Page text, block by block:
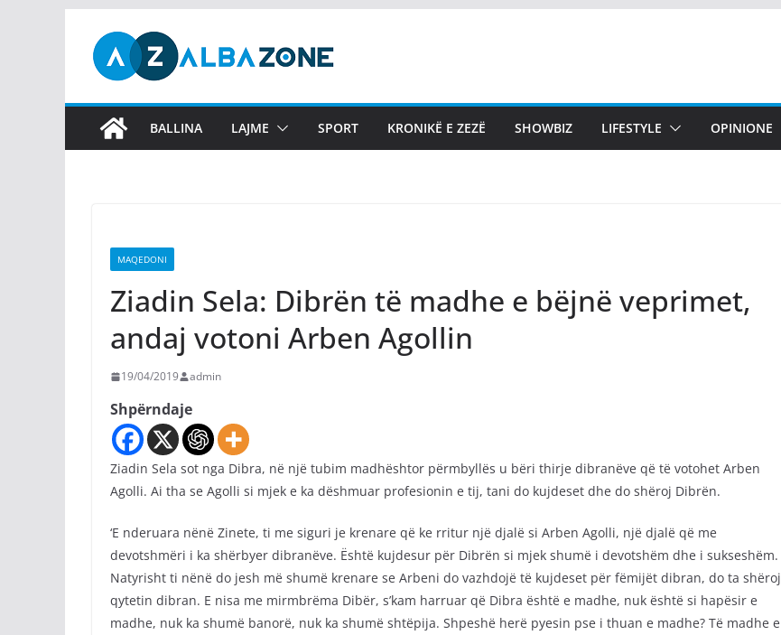
content
BALLINA LAJME SPORT KRONIKË E ZEZË SHOWBIZ LIFESTYLE OPINIONE
MAQEDONI
Ziadin Sela: Dibrën të madhe e bëjnë veprimet,
andaj votoni Arben Agollin
19/04/2019 admin
Shpërndaje
Ziadin Sela sot nga Dibra, në një tubim madhështor përmbyllës u bëri thirje dibranëve që të votohet Arben
Agolli. Ai tha se Agolli si mjek e ka dëshmuar profesionin e tij, tani do kujdeset dhe do shëroj Dibrën.
‘E nderuara nënë Zinete, ti me siguri je krenare që ke rritur një djalë si Arben Agolli, një djalë që me
devotshmëri i ka shërbyer dibranëve. Është kujdesur për Dibrën si mjek shumë i devotshëm dhe i sukseshëm.
Natyrisht ti nënë do jesh më shumë krenare se Arbeni do vazhdojë të kujdeset për fëmijët dibran, do ta shëroj
qytetin dibran. E nisa me mirmbrëma Dibër, s’kam harruar që Dibra është e madhe, nuk është si hapësir e
madhe, nuk ka shumë banorë, nuk ka shumë shtëpija. Shpeshë herë pyesin pse i thuan e madhe? Të madhe e